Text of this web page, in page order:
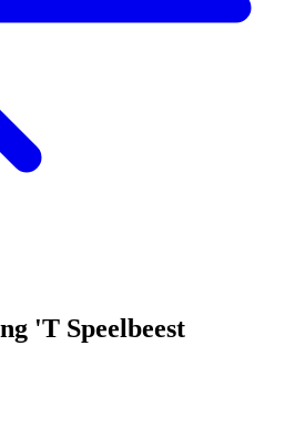
'T Speelbeest